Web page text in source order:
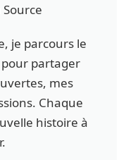
je parcours le
partager
mes
Chaque
histoire à